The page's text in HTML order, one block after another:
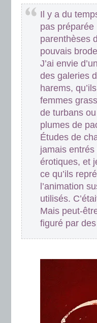
Il y a du
pas
parenthèses
pouvais
J’ai envie
des galeries
harems,
femmes
de turbans
plumes de
Études de
jamais
érotiques, et
ce qu’ils
l’animation
utilisés.
Mais peut-
figuré par